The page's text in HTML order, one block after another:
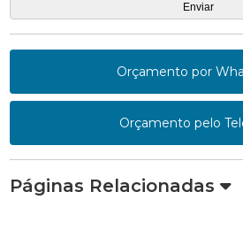
Orçamento por
Orçamento pelo
Páginas Relacionadas